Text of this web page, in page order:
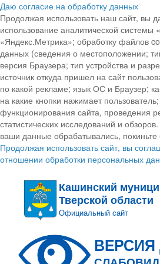
Даю согласие на обработку данных
Продолжая использовать наш сайт, вы
использование аналитической системы
«Яндекс.Метрика»; обработку файлов
данных (сведения о местоположении;
версия Браузера; тип устройства и
источник откуда пришел на сайт
по какой рекламе; язык ОС и Браузер;
на какие кнопки нажимает
функционирования сайта, проведения
статистических исследований и
ваши данные обрабатывались, покиньте
Продолжая использовать сайт, вы
отношении обработки персональных